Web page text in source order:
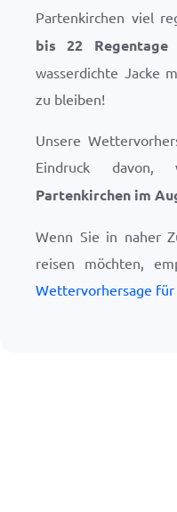
Partenkirchen viel
bis 22 Regentage
wasserdichte Jacke
zu bleiben!
Unsere
Eindruck davon,
Partenkirchen im
Wenn Sie in naher
reisen möchten,
Wettervorhersage für